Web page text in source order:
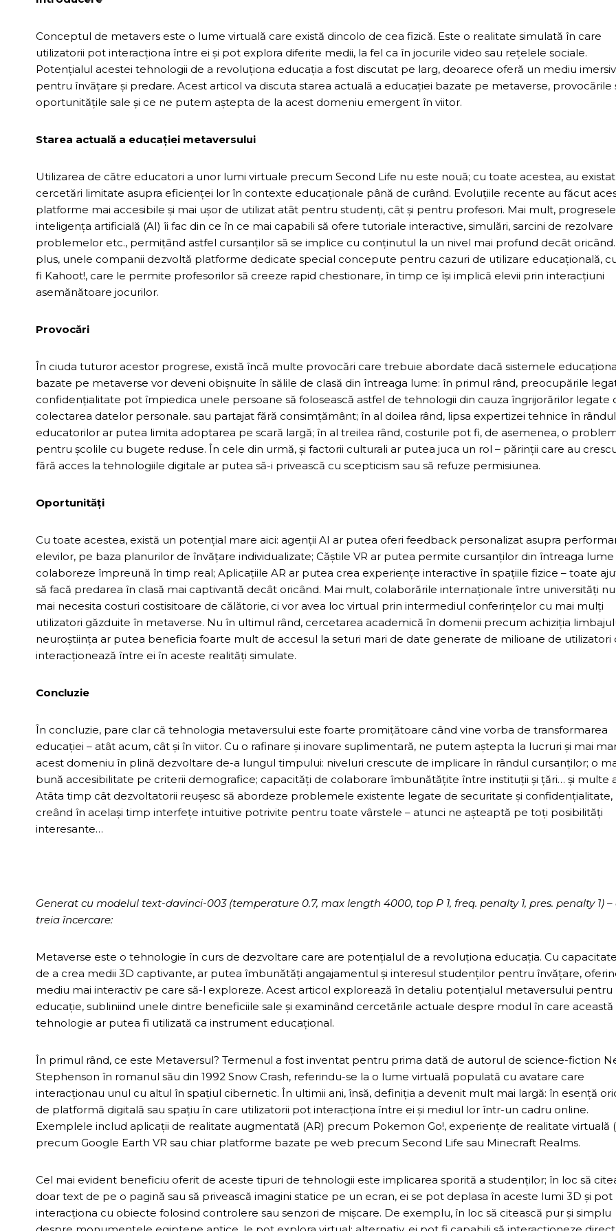
Conceptul de metavers este o lume virtuală care există dincolo de cea fizică. Este o realitate simulată în care
utilizatorii pot interacționa între ei și pot explora diferite medii, la fel ca în jocurile video sau rețelele sociale.
Potențialul acestei tehnologii de a revoluționa educația a fost discutat pe larg, deoarece oferă un mediu imersiv
pentru învățare și predare. Acest articol va discuta starea actuală a educației bazate pe metaverse, provocările
oportunitățile sale și ce ne putem aștepta de la acest domeniu emergent în viitor.
Starea actuală a educației metaversului
Utilizarea de către educatori a unor lumi virtuale precum Second Life nu este nouă; cu toate acestea, au existat
cercetări limitate asupra eficienței lor în contexte educaționale până de curând. Evoluțiile recente au făcut
platforme mai accesibile și mai ușor de utilizat atât pentru studenți, cât și pentru profesori. Mai mult,
inteligența artificială (AI) îi fac din ce în ce mai capabili să ofere tutoriale interactive, simulări, sarcini de rezolvare
problemelor etc., permițând astfel cursanților să se implice cu conținutul la un nivel mai profund decât
plus, unele companii dezvoltă platforme dedicate special concepute pentru cazuri de utilizare educațională,
fi Kahoot!, care le permite profesorilor să creeze rapid chestionare, în timp ce își implică elevii prin interacțiuni
asemănătoare jocurilor.
Provocări
În ciuda tuturor acestor progrese, există încă multe provocări care trebuie abordate dacă sistemele
bazate pe metaverse vor deveni obișnuite în sălile de clasă din întreaga lume: în primul rând, preocupările
confidențialitate pot împiedica unele persoane să folosească astfel de tehnologii din cauza îngrijorărilor legate
colectarea datelor personale. sau partajat fără consimțământ; în al doilea rând, lipsa expertizei tehnice în rândul
educatorilor ar putea limita adoptarea pe scară largă; în al treilea rând, costurile pot fi, de asemenea, o
pentru școlile cu bugete reduse. În cele din urmă, și factorii culturali ar putea juca un rol – părinții care au
fără acces la tehnologiile digitale ar putea să-i privească cu scepticism sau să refuze permisiunea.
Oportunități
Cu toate acestea, există un potențial mare aici: agenții AI ar putea oferi feedback personalizat asupra
elevilor, pe baza planurilor de învățare individualizate; Căștile VR ar putea permite cursanților din întreaga lume
colaboreze împreună în timp real; Aplicațiile AR ar putea crea experiențe interactive în spațiile fizice – toate
să facă predarea în clasă mai captivantă decât oricând. Mai mult, colaborările internaționale între universități
mai necesita costuri costisitoare de călătorie, ci vor avea loc virtual prin intermediul conferințelor cu mai mulți
utilizatori găzduite în metaverse. Nu în ultimul rând, cercetarea academică în domenii precum achiziția
neuroștiința ar putea beneficia foarte mult de accesul la seturi mari de date generate de milioane de utilizatori
interacționează între ei în aceste realități simulate.
Concluzie
În concluzie, pare clar că tehnologia metaversului este foarte promițătoare când vine vorba de transformarea
educației – atât acum, cât și în viitor. Cu o rafinare și inovare suplimentară, ne putem aștepta la lucruri și mai
acest domeniu în plină dezvoltare de-a lungul timpului: niveluri crescute de implicare în rândul cursanților; o
bună accesibilitate pe criterii demografice; capacități de colaborare îmbunătățite între instituții și țări… și multe
Atâta timp cât dezvoltatorii reușesc să abordeze problemele existente legate de securitate și confidențialitate,
creând în același timp interfețe intuitive potrivite pentru toate vârstele – atunci ne așteaptă pe toți posibilități
interesante…
Generat cu modelul text-davinci-003 (temperature 0.7, max length 4000, top P 1, freq. penalty 1, pres. penalty 1) –
treia încercare:
Metaverse este o tehnologie în curs de dezvoltare care are potențialul de a revoluționa educația. Cu
de a crea medii 3D captivante, ar putea îmbunătăți angajamentul și interesul studenților pentru învățare,
mediu mai interactiv pe care să-l exploreze. Acest articol explorează în detaliu potențialul metaversului pentru
educație, subliniind unele dintre beneficiile sale și examinând cercetările actuale despre modul în care această
tehnologie ar putea fi utilizată ca instrument educațional.
În primul rând, ce este Metaversul? Termenul a fost inventat pentru prima dată de autorul de science-fiction
Stephenson în romanul său din 1992 Snow Crash, referindu-se la o lume virtuală populată cu avatare care
interacționau unul cu altul în spațiul cibernetic. În ultimii ani, însă, definiția a devenit mult mai largă: în esență
de platformă digitală sau spațiu în care utilizatorii pot interacționa între ei și mediul lor într-un cadru online.
Exemplele includ aplicații de realitate augmentată (AR) precum Pokemon Go!, experiențe de realitate virtuală
precum Google Earth VR sau chiar platforme bazate pe web precum Second Life sau Minecraft Realms.
Cel mai evident beneficiu oferit de aceste tipuri de tehnologii este implicarea sporită a studenților; în loc să
doar text de pe o pagină sau să privească imagini statice pe un ecran, ei se pot deplasa în aceste lumi 3D și pot
interacționa cu obiecte folosind controlere sau senzori de mișcare. De exemplu, în loc să citească pur și simplu